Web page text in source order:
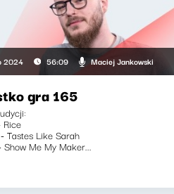
2024 56:09 Maciej Jankowski
gra 165
Rice
Tastes Like Sarah
Show Me My Maker...